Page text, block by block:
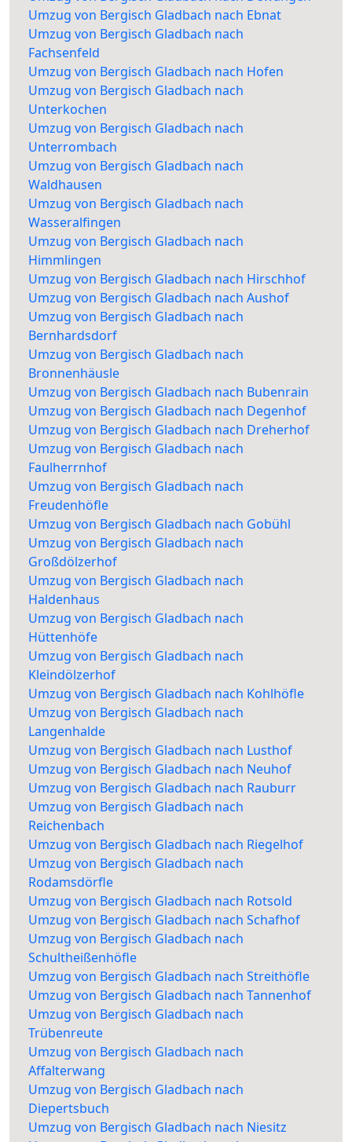
Umzug von Bergisch Gladbach nach Ebnat
Umzug von Bergisch Gladbach nach
Fachsenfeld
Umzug von Bergisch Gladbach nach Hofen
Umzug von Bergisch Gladbach nach
Unterkochen
Umzug von Bergisch Gladbach nach
Unterrombach
Umzug von Bergisch Gladbach nach
Waldhausen
Umzug von Bergisch Gladbach nach
Wasseralfingen
Umzug von Bergisch Gladbach nach
Himmlingen
Umzug von Bergisch Gladbach nach Hirschhof
Umzug von Bergisch Gladbach nach Aushof
Umzug von Bergisch Gladbach nach
Bernhardsdorf
Umzug von Bergisch Gladbach nach
Bronnenhäusle
Umzug von Bergisch Gladbach nach Bubenrain
Umzug von Bergisch Gladbach nach Degenhof
Umzug von Bergisch Gladbach nach Dreherhof
Umzug von Bergisch Gladbach nach
Faulherrnhof
Umzug von Bergisch Gladbach nach
Freudenhöfle
Umzug von Bergisch Gladbach nach Gobühl
Umzug von Bergisch Gladbach nach
Großdölzerhof
Umzug von Bergisch Gladbach nach
Haldenhaus
Umzug von Bergisch Gladbach nach
Hüttenhöfe
Umzug von Bergisch Gladbach nach
Kleindölzerhof
Umzug von Bergisch Gladbach nach Kohlhöfle
Umzug von Bergisch Gladbach nach
Langenhalde
Umzug von Bergisch Gladbach nach Lusthof
Umzug von Bergisch Gladbach nach Neuhof
Umzug von Bergisch Gladbach nach Rauburr
Umzug von Bergisch Gladbach nach
Reichenbach
Umzug von Bergisch Gladbach nach Riegelhof
Umzug von Bergisch Gladbach nach
Rodamsdörfle
Umzug von Bergisch Gladbach nach Rotsold
Umzug von Bergisch Gladbach nach Schafhof
Umzug von Bergisch Gladbach nach
Schultheißenhöfle
Umzug von Bergisch Gladbach nach Streithöfle
Umzug von Bergisch Gladbach nach Tannenhof
Umzug von Bergisch Gladbach nach
Trübenreute
Umzug von Bergisch Gladbach nach
Affalterwang
Umzug von Bergisch Gladbach nach
Diepertsbuch
Umzug von Bergisch Gladbach nach Niesitz